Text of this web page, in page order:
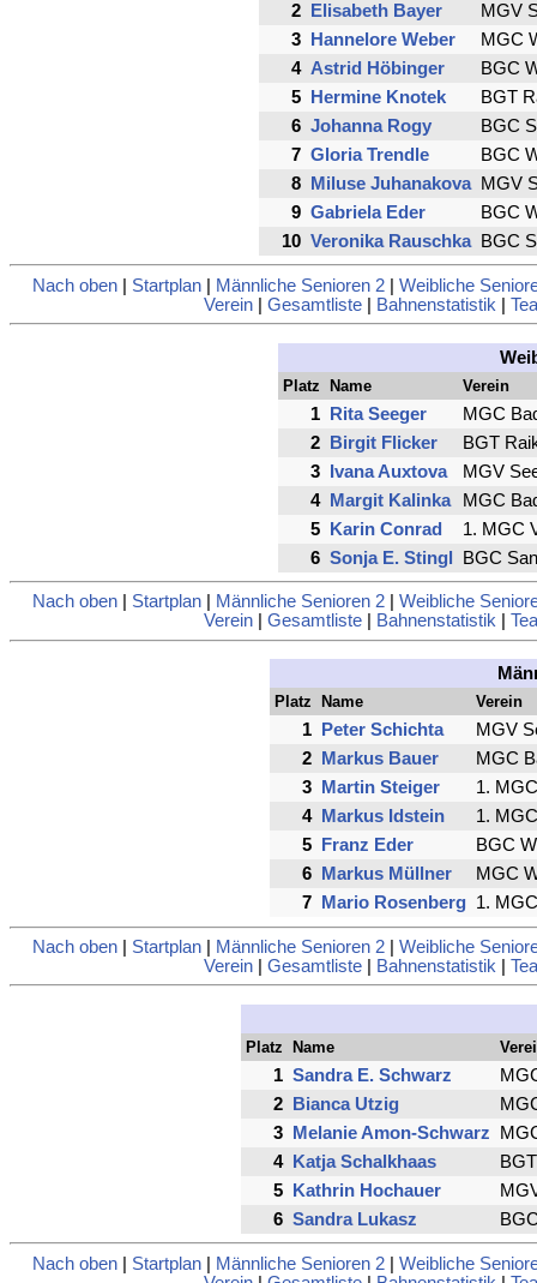
2
Elisabeth Bayer
MGV
3
Hannelore Weber
MGC
4 Astrid Höbinger
BGC
5
Hermine Knotek
BGT
6 Johanna Rogy
BGC
7 Gloria Trendle
BGC
8
Miluse Juhanakova
MGV
9 Gabriela Eder
BGC
10 Veronika Rauschka BGC
Nach oben| Startplan| Männliche Senioren 2| Weibliche
Verein
Gesamtliste Bahnenstatistik
Platz Name Verein
1 Rita Seeger
MGC
2
Birgit Flicker
BGT
3
Ivana Auxtova
MGV
4
Margit Kalinka
MGC
5
Karin Conrad
1. MGC
6 Sonja E. Stingl BGC
Nach oben| Startplan| Männliche Senioren 2| Weibliche
Verein
Gesamtliste Bahnenstatistik
Platz Name Verein
1 Peter Schichta
MGV
2
Markus Bauer
MGC
3
Martin Steiger
1.
4
Markus Idstein
1.
5
Franz Eder
BGC
6
Markus Müllner
MGC
7
Mario Rosenberg 1.
Nach oben| Startplan| Männliche Senioren 2| Weibliche
Verein
Gesamtliste Bahnenstatistik
Platz Name
1 Sandra E. Schwarz
2
Bianca Utzig
3
Melanie Amon-Schwarz
4
Katja Schalkhaas
5
Kathrin Hochauer
6 Sandra Lukasz
Nach oben| Startplan| Männliche Senioren 2| Weibliche